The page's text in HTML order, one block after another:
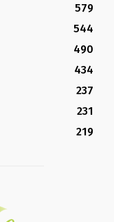
579
544
490
434
237
231
219